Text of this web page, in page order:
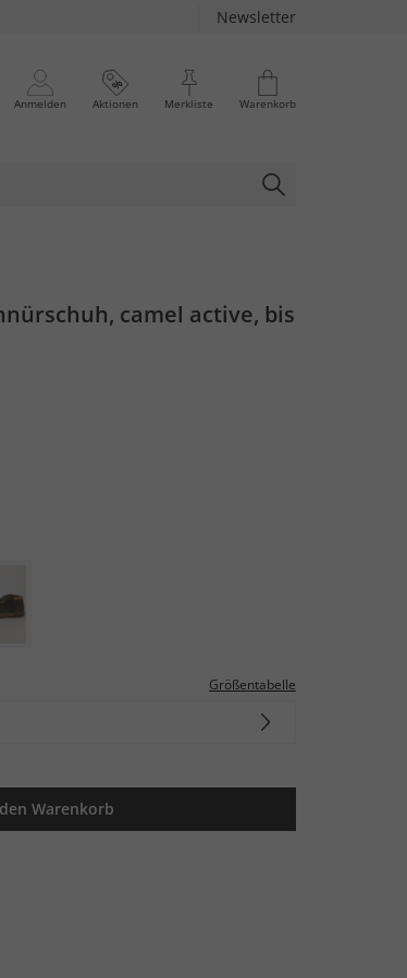
Newsletter
Anmelden Aktionen Merkliste Warenkorb
camel active, bis
Größentabelle
Warenkorb